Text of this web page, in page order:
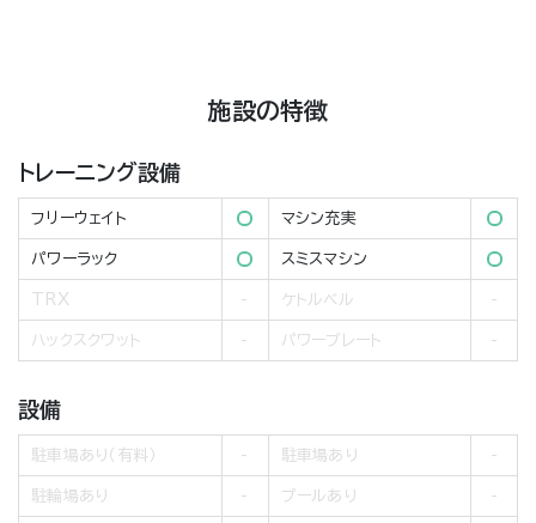
施設の特徴
トレーニング設備
フリーウェイト マシン充実
パワーラック スミスマシン
TRX ケトルベル
ハックスクワット パワープレート
設備
駐車場あり（有料） 駐車場あり
駐輪場あり プールあり